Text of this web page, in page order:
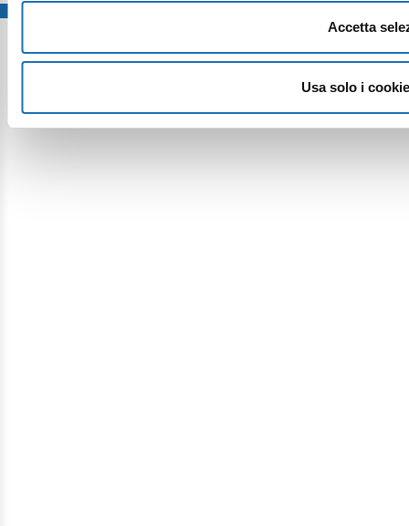
Accetta
Usa solo i
Prodotto originale frutto delle menti creative e
felici diHappyMinds